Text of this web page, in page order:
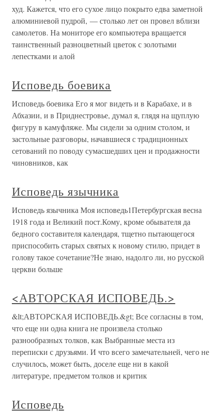
худ. Кажется, что его сухое лицо покрыто едва заметной
алюминиевой пудрой, — столько лет он провел вблизи
самолетов. На мониторе его компьютера вращается
таинственный разноцветный цветок с золотыми
лепестками и алой
Исповедь боевика
Исповедь боевика Его я мог видеть и в Карабахе, и в
Абхазии, и в Приднестровье, думал я, глядя на щуплую
фигуру в камуфляже. Мы сидели за одним столом, и
застольные разговоры, начавшиеся с традиционных
сетований по поводу сумасшедших цен и продажности
чиновников, как
Исповедь язычника
Исповедь язычника Моя исповедь1Петербургская весна
1918 года и Великий пост.Кому, кроме обывателя да
бедного составителя календаря, тщетно пытающегося
приспособить старых святых к новому стилю, придет в
голову такое сочетание?Не знаю, надолго ли, но русской
церкви больше
<АВТОРСКАЯ ИСПОВЕДЬ.>
&lt;АВТОРСКАЯ ИСПОВЕДЬ.&gt; Все согласны в том,
что еще ни одна книга не произвела столько
разнообразных толков, как Выбранные места из
переписки с друзьями. И что всего замечательней, чего не
случилось, может быть, доселе еще ни в какой
литературе, предметом толков и критик
Исповедь